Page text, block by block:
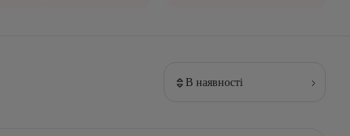
В наявності